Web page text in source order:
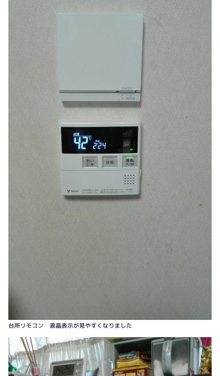
既設浴室暖房乾燥機
台所リモコン 液晶表示が見やすくなりました
浄水機能で飲む煎茶の旨味・キレがバッチリ